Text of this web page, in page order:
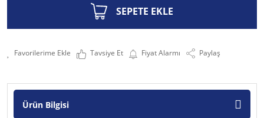
SEPETE EKLE
Tavsiye Et Fiyat Alarmı Paylaş
Ürün Bilgisi